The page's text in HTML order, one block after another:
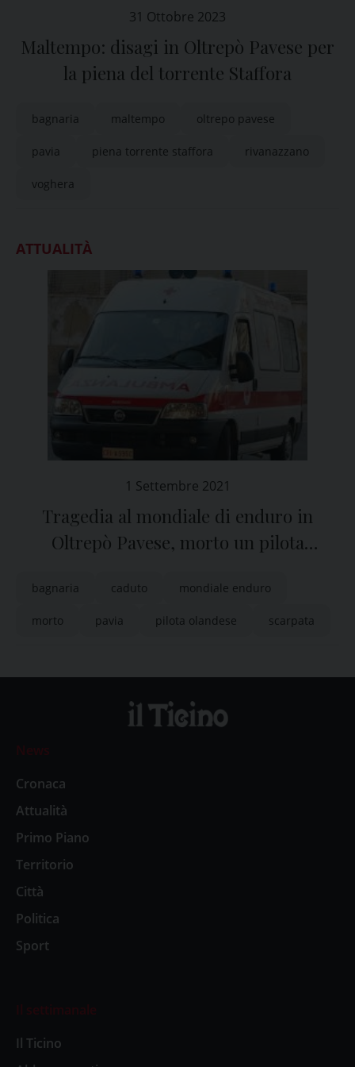
31 Ottobre 2023
Maltempo: disagi in Oltrepò Pavese per
la piena del torrente Staffora
bagnaria maltempo oltrepo pavese
pavia piena torrente staffora rivanazzano
voghera
ATTUALITÀ
1 Settembre 2021
Tragedia al mondiale di enduro in
Oltrepò Pavese, morto un pilota
bagnaria caduto mondiale enduro
morto pavia pilota olandese scarpata
News
Cronaca
Attualità
Primo Piano
Territorio
Città
Politica
Sport
Il settimanale
Il Ticino